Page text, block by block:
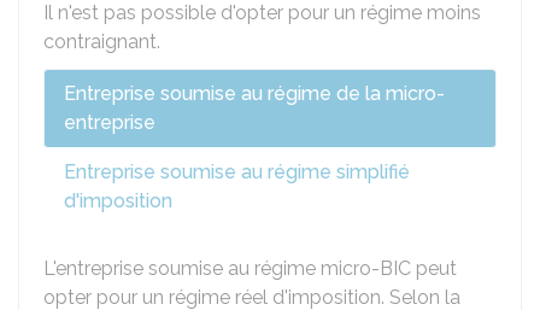
Il n'est pas possible d'opter pour un régime moins
contraignant.
Entreprise soumise au régime de la micro-
entreprise
Entreprise soumise au régime simplifié
d'imposition
L'entreprise soumise au régime micro-BIC peut
opter pour un régime réel d'imposition. Selon la